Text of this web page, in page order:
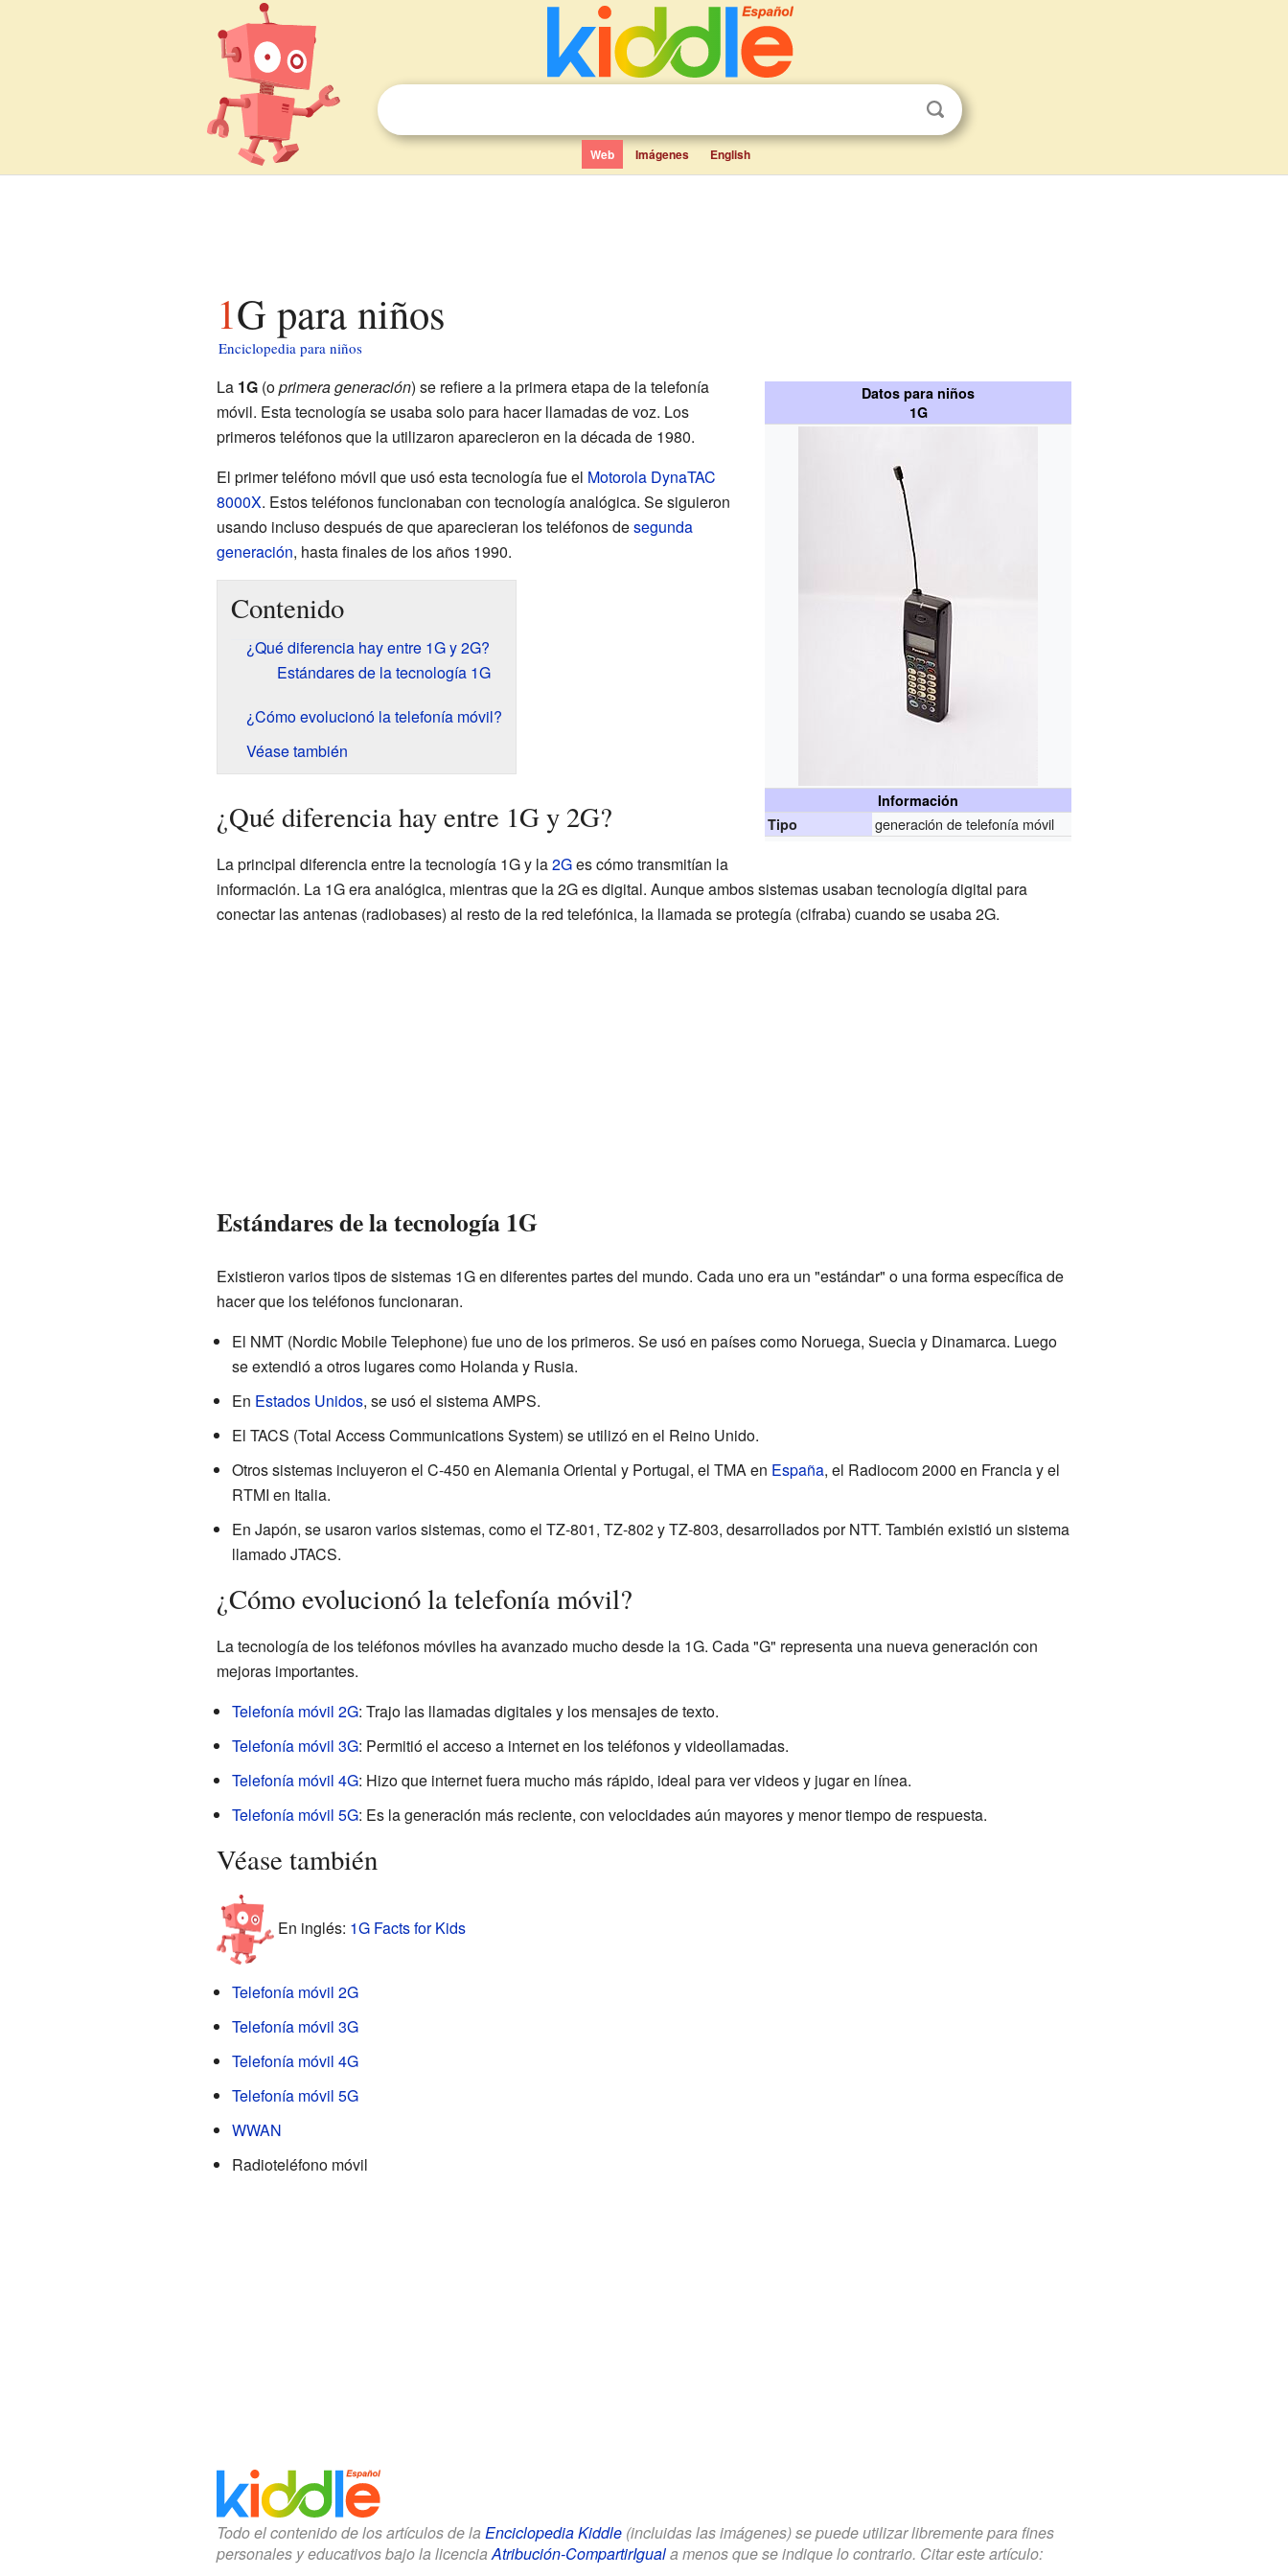
Web Imágenes English
1G para niños
Enciclopedia para niños
Datos para niños
1G
Información
Tipo
generación de telefonía móvil
La 1G(oprimera generación) se refiere a la primera etapa de la telefonía
móvil. Esta tecnología se usaba solo para hacer llamadas de voz. Los
primeros teléfonos que la utilizaron aparecieron en la década de 1980.
El primer teléfono móvil que usó esta tecnología fue el Motorola DynaTAC
8000X. Estos teléfonos funcionaban con tecnología analógica. Se siguieron
usando incluso después de que aparecieran los teléfonos desegunda
generación, hasta finales de los años 1990.
Contenido
¿Qué diferencia hay entre 1G y 2G?
Estándares de la tecnología 1G
¿Cómo evolucionó la telefonía móvil?
Véase también
¿Qué diferencia hay entre 1G y 2G?
La principal diferencia entre la tecnología 1G y la2Ges cómo transmitían la
información. La 1G era analógica, mientras que la 2G es digital. Aunque ambos sistemas usaban tecnología digital para
conectar las antenas (radiobases) al resto de la red telefónica, la llamada se protegía (cifraba) cuando se usaba 2G.
Estándares de la tecnología 1G
Existieron varios tipos de sistemas 1G en diferentes partes del mundo. Cada uno era un "estándar" o una forma específica de
hacer que los teléfonos funcionaran.
El NMT (Nordic Mobile Telephone) fue uno de los primeros. Se usó en países como Noruega, Suecia y Dinamarca. Luego
se extendió a otros lugares como Holanda y Rusia.
En Estados Unidos, se usó el sistema AMPS.
El TACS (Total Access Communications System) se utilizó en el Reino Unido.
Otros sistemas incluyeron el C-450 en Alemania Oriental y Portugal, el TMA en España, el Radiocom 2000 en Francia y el
RTMI en Italia.
En Japón, se usaron varios sistemas, como el TZ-801, TZ-802 y TZ-803, desarrollados por NTT. También existió un sistema
llamado JTACS.
¿Cómo evolucionó la telefonía móvil?
La tecnología de los teléfonos móviles ha avanzado mucho desde la 1G. Cada "G" representa una nueva generación con
mejoras importantes.
Telefonía móvil 2G: Trajo las llamadas digitales y los mensajes de texto.
Telefonía móvil 3G: Permitió el acceso a internet en los teléfonos y videollamadas.
Telefonía móvil 4G: Hizo que internet fuera mucho más rápido, ideal para ver videos y jugar en línea.
Telefonía móvil 5G: Es la generación más reciente, con velocidades aún mayores y menor tiempo de respuesta.
Véase también
En inglés: 1G Facts for Kids
Telefonía móvil 2G
Telefonía móvil 3G
Telefonía móvil 4G
Telefonía móvil 5G
WWAN
Radioteléfono móvil
Todo el contenido de los artículos de la Enciclopedia Kiddle(incluidas las imágenes) se puede utilizar libremente para fines
personales y educativos bajo la licenciaAtribución-CompartirIguala menos que se indique lo contrario. Citar este artículo: